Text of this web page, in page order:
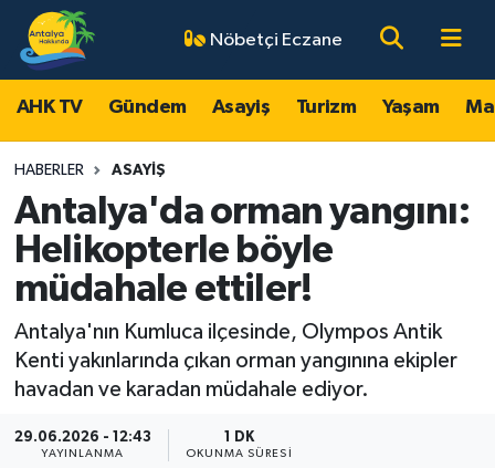
Nöbetçi Eczane
AHK TV Gündem Asayiş Turizm Yaşam
HABERLER ASAYIŞ
Antalya'da orman yangını:
Helikopterle böyle
müdahale ettiler!
Antalya'nın Kumluca ilçesinde, Olympos Antik
Kenti yakınlarında çıkan orman yangınına ekipler
havadan ve karadan müdahale ediyor.
29.06.2026 - 12:43
YAYINLANMA
1 DK
OKUNMA SÜRESI
AHK TV
Gündem
Asayiş
Turizm
Magazin
Antalya Nöbetçi Eczaneler
Antalya Hava Durumu
Antalya Namaz Vakitleri
Antalya Trafik Yoğunluk Haritası
Tüm Manşetler